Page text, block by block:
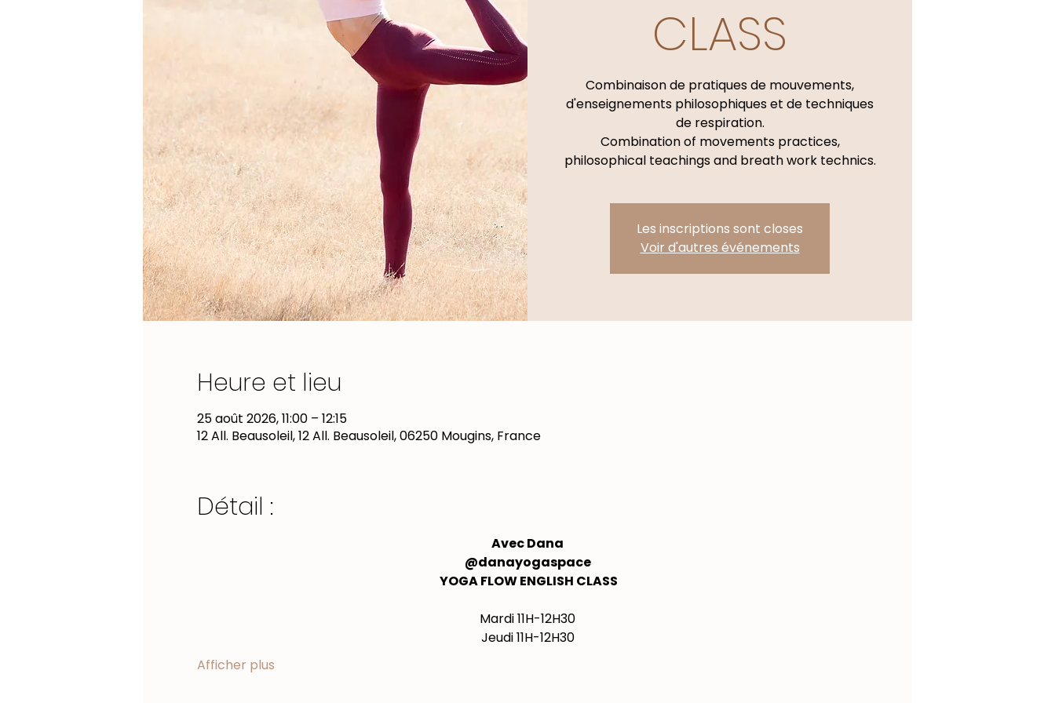
CLASS
Combinaison de pratiques de mouvements,
d'enseignements philosophiques et de techniques
de respiration.
Combination of movements practices,
philosophical teachings and breath work technics.
Les inscriptions sont closes
Voir d'autres événements
Heure et lieu
25 août 2026, 11:00 – 12:15
12 All. Beausoleil, 12 All. Beausoleil, 06250 Mougins, France
Détail :
Avec Dana
@danayogaspace
YOGA FLOW ENGLISH CLASS
Mardi 11H-12H30
Jeudi 11H-12H30
Afficher plus